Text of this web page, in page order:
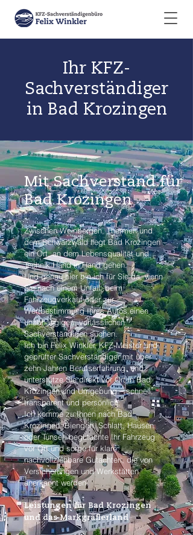
Ihr KFZ-
Sachverständiger
in Bad Krozingen
Mit Sachverstand für
Bad Krozingen
Zwischen Weinbergen, Thermen und
dem Schwarzwald liegt Bad Krozingen –
ein Ort, an dem Lebensqualität und
Technik Hand in Hand gehen.
Und genau hier bin ich für Sie da, wenn
Sie nach einem Unfall, beim
Fahrzeugverkauf oder zur
Wertbestimmung Ihres Autos einen
unabhängigen, verlässlichen
Sachverständigen suchen.
Ich bin Felix Winkler, KFZ-Meister und
geprüfter Sachverständiger mit über
zehn Jahren Berufserfahrung, und
unterstütze Sie direkt vor Ort in Bad
Krozingen und Umgebung – schnell,
transparent und persönlich.
Ich komme zu Ihnen nach Bad
Krozingen, Biengen, Schlatt, Hausen
oder Tunsel, begutachte Ihr Fahrzeug
vor Ort und sorge für klare,
nachvollziehbare Gutachten, die von
Versicherungen und Werkstätten
anerkannt werden.
Leistungen für Bad Krozingen
und das Markgräflerland